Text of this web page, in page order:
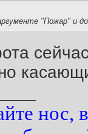
"Пожар" и
нос,